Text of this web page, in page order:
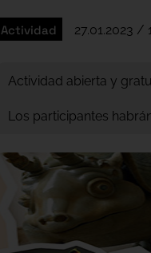
Actividad 27.01.2023 /
Actividad abierta y
Los participantes